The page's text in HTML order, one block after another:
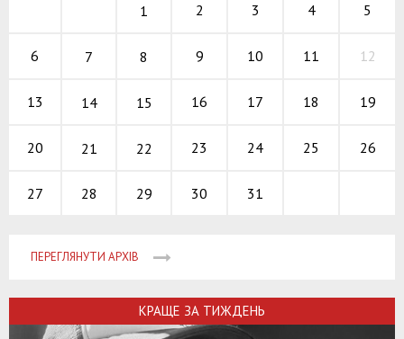
1 2 3 4 5
6 7 8 9 10 11 12
13 14 15 16 17 18 19
20 21 22 23 24 25 26
27 28 29 30 31
ПЕРЕГЛЯНУТИ АРХІВ
КРАЩЕ ЗА ТИЖДЕНЬ